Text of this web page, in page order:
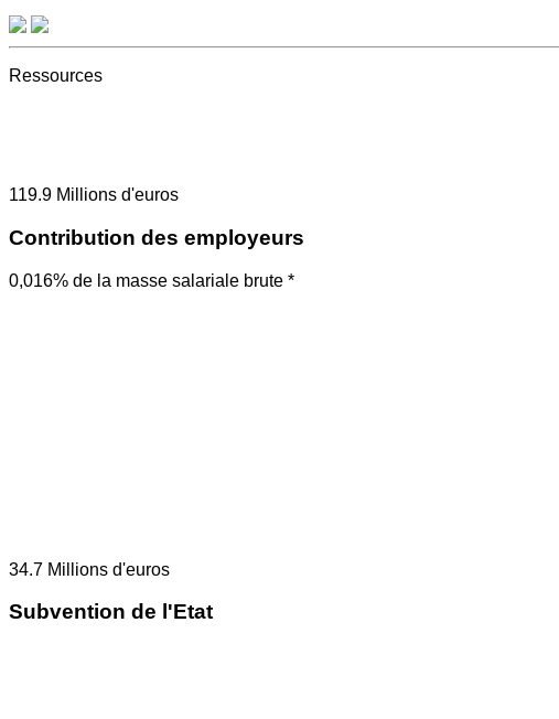
Ressources
119.9 Millions d'euros
Contribution des employeurs
0,016% de la masse salariale brute *
34.7 Millions d'euros
Subvention de l'Etat